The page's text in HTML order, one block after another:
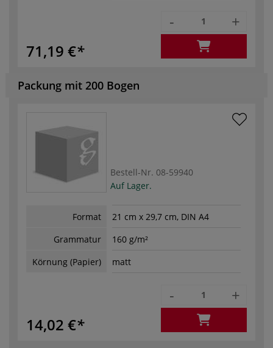
71,19 €
- +
Packung mit 200 Bogen
Bestell-Nr. 08-59940
Auf Lager.
Format
21 cm x 29,7 cm, DIN A4
Grammatur
160 g/m²
Körnung (Papier)
matt
14,02 €
- +